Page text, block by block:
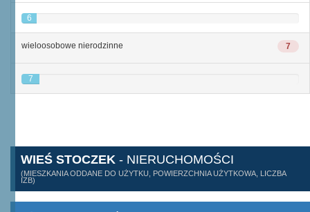
6
7
wieloosobowe nierodzinne
7
WIEŚ STOCZEK - NIERUCHOMOŚCI
(MIESZKANIA ODDANE DO UŻYTKU, POWIERZCHNIA UŻYTKOWA, LICZBA
IZB)